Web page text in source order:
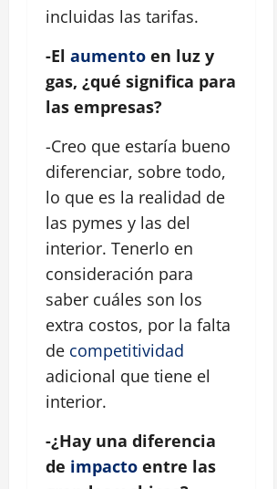
incluidas las tarifas.
-El aumento en luz y
gas, ¿qué significa para
las empresas?
-Creo que estaría bueno
diferenciar, sobre todo,
lo que es la realidad de
las pymes y las del
interior. Tenerlo en
consideración para
saber cuáles son los
extra costos, por la falta
de competitividad
adicional que tiene el
interior.
-¿Hay una diferencia
de impacto entre las